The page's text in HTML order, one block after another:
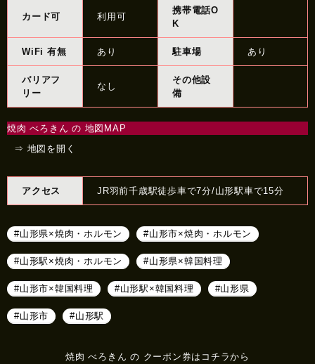
カード可 利用可
携帯電話O
K
WiFi 有無 あり 駐車場 あり
バリアフ
リー
なし
その他設
備
焼肉 べろきん の 地図MAP
⇒ 地図を開く
アクセス JR羽前千歳駅徒歩車で7分/山形駅車で15分
#山形県×焼肉・ホルモン #山形市×焼肉・ホルモン
#山形駅×焼肉・ホルモン #山形県×韓国料理
#山形市×韓国料理 #山形駅×韓国料理 #山形県
#山形市 #山形駅
焼肉 べろきん の クーポン券はコチラから